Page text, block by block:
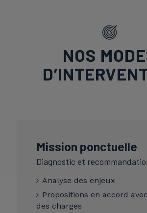
NOS
Mission ponctuelle
Diagnostic et
Analyse des enjeux
Propositions en accord
des charges